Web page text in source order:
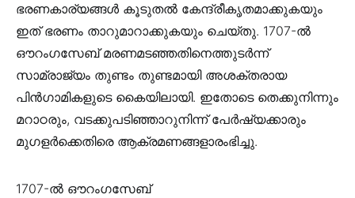
ഭരണകാര്യങ്ങൾ കൂടുതൽ കേന്ദ്രീകൃതമാക്കുകയും
ഇത് ഭരണം താറുമാറാക്കുകയും ചെയ്തു. 1707-ൽ
ഔറംഗസേബ് മരണമടഞ്ഞതിനെത്തുടർന്ന്
സാമ്രാജ്യം തുണ്ടം തുണ്ടമായി അശക്തരായ
പിൻഗാമികളുടെ കൈയിലായി. ഇതോടെ തെക്കുനിന്നും
മറാഠരും, വടക്കുപടിഞ്ഞാറുനിന്ന് പേർഷ്യക്കാരും
മുഗളർക്കെതിരെ ആക്രമണങ്ങളാരംഭിച്ചു.
1707-ൽ ഔറംഗസേബ്